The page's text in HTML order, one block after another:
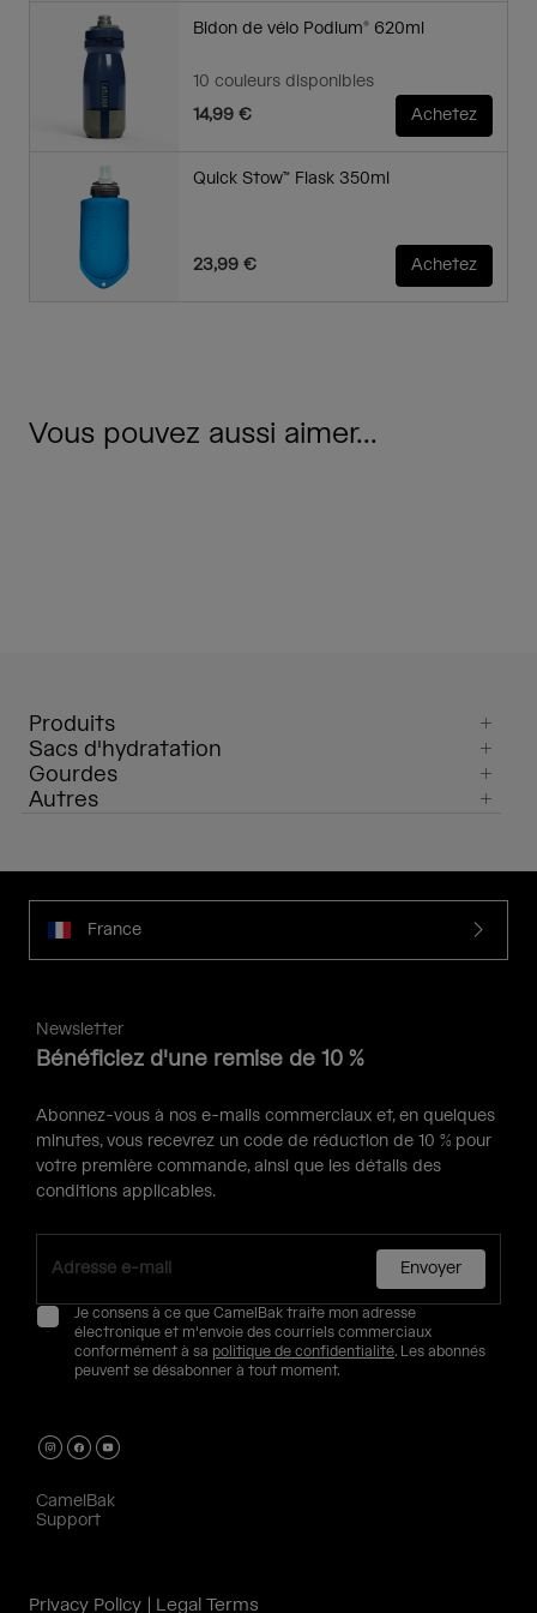
Bidon de vélo Podium® 620ml
10 couleurs disponibles
14,99 €
Achetez
Quick Stow™ Flask 350ml
23,99 € Achetez
Vous pouvez aussi aimer...
Produits
Sacs d'hydratation
Gourdes
Autres
France
Newsletter
Bénéficiez d'une remise de 10 %
Abonnez-vous à nos e-mails commerciaux et, en quelques
minutes, vous recevrez un code de réduction de 10 % pour
votre première commande, ainsi que les détails des
conditions applicables.
Envoyer
Je consens à ce que CamelBak traite mon adresse
électronique et m'envoie des courriels commerciaux
conformément à sa politique de confidentialité. Les abonnés
peuvent se désabonner à tout moment.
CamelBak
Support
Privacy Policy Legal Terms